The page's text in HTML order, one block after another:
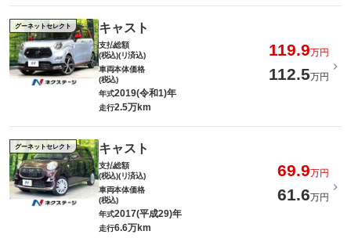
グーネットセレクト キャスト
支払総額
(税込)(リ済込)
119.9万円
車両本体価格
(税込)
112.5万円
年式2019(令和1)年
走行2.5万km
グーネットセレクト キャスト
支払総額
(税込)(リ済込)
69.9万円
車両本体価格
(税込)
61.6万円
年式2017(平成29)年
走行6.6万km